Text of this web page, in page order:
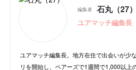
アプリ3選
【40代以降におすすめ】落ち
活アプリ3選
恋活にマッチングアプリが「
恋活アプリ選びで失敗しない
編集者 石丸（27）
ユアマッチ編集長
ユアマッチ編集長。地方在住で出会いが少
リを開始し、ペアーズで1週間で1,000以上